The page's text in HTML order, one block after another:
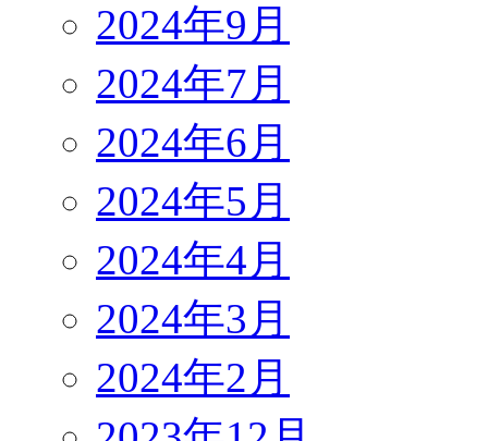
2024年9月
2024年7月
2024年6月
2024年5月
2024年4月
2024年3月
2024年2月